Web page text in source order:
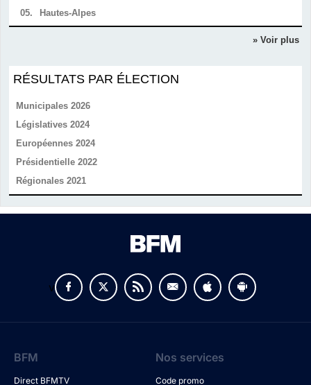
05.
Hautes-Alpes
» Voir plus
RÉSULTATS PAR ÉLECTION
Municipales 2026
Législatives 2024
Européennes 2024
Présidentielle 2022
Régionales 2021
v
BFM
Direct BFMTV
Nos services
Code promo